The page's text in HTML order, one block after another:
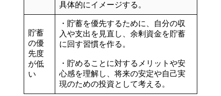
具体的にイメージする。
貯蓄
の優
先度
が低
い
・貯蓄を優先するために、自分の収
入や支出を見直し 、余剰資金を貯蓄
に回す習慣を作る。
・貯めることに対するメリットや安
心感を理解し、将来の安定や自己実
現のための投資として考える。